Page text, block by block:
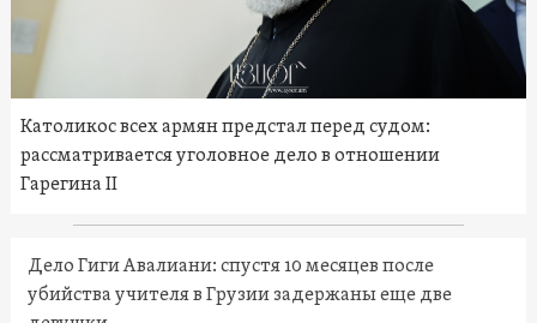
Католикос всех армян предстал перед судом:
рассматривается уголовное дело в отношении
Гарегина II
Дело Гиги Авалиани: спустя 10 месяцев после
убийства учителя в Грузии задержаны еще две